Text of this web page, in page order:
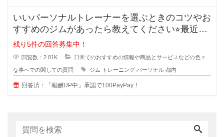
いいパーソナルトレーナーを選ぶときのコツやお
すすめのジムがあったら教えてください⭐︎最近は
ダイエットやボデ
残り5件の回答募集中！
閲覧数：2.81K 日常でのおすすめの情報や商品とサービスなどの色々
な事へでの関しての質問 ジム トレーニング パーソナル 都内
回答済：「報酬UP中」承認で100PayPay！